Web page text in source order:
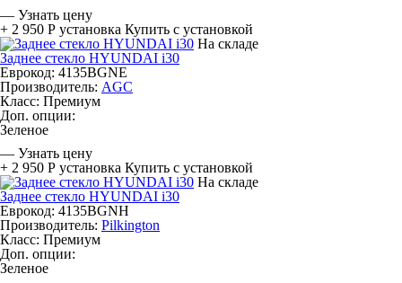
— Узнать цену
+ 2 950 Р установка Купить с установкой
На складе
Заднее стекло HYUNDAI i30
Еврокод: 4135BGNE
Производитель: AGC
Класс: Премиум
Доп. опции:
Зеленое
— Узнать цену
+ 2 950 Р установка Купить с установкой
На складе
Заднее стекло HYUNDAI i30
Еврокод: 4135BGNH
Производитель: Pilkington
Класс: Премиум
Доп. опции:
Зеленое